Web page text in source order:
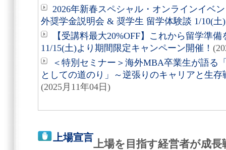
2026年新春スペシャル・オンラインイベ
外奨学金説明会 & 奨学生 留学体験談 1/10(土
【受講料最大20%OFF】これから留学準
11/15(土)より期間限定キャンペーン開催！
＜特別セミナー＞海外MBA卒業生が語る
としての道のり」～逆張りのキャリアと生
(2025月11年04日)
上場宣言
上場を目指す経営者が成